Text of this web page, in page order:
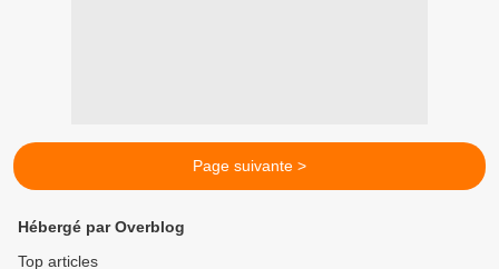
Page suivante >
Hébergé par Overblog
Top articles